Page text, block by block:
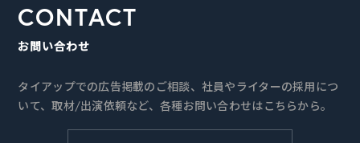
CONTACT
お問い合わせ
タイアップでの広告掲載のご相談、社員やライターの採用につ
いて、取材/出演依頼など、各種お問い合わせはこちらから。